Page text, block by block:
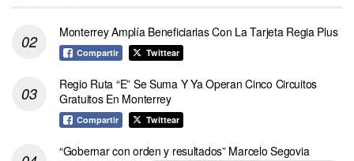
Monterrey Amplía Beneficiarias Con La Tarjeta Regia Plus
Compartir Twittear
Regio Ruta “E” Se Suma Y Ya Operan Cinco Circuitos
Gratuitos En Monterrey
Compartir Twittear
“Gobernar con orden y resultados” Marcelo Segovia